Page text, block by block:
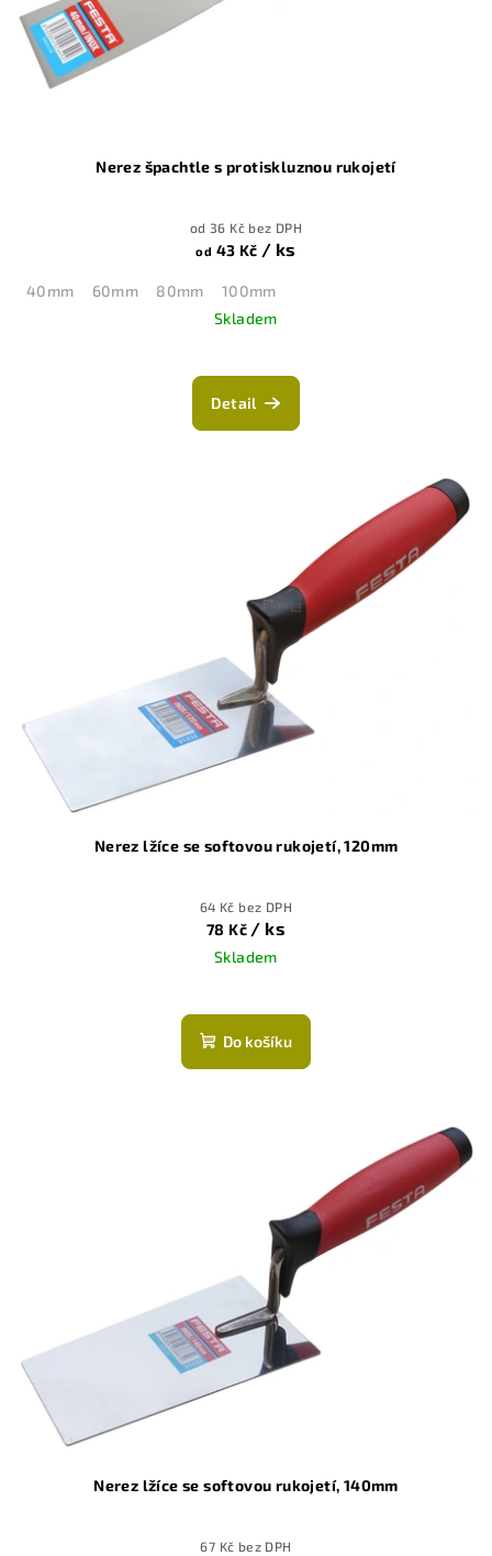
o
d
Nerez špachtle s protiskluznou rukojetí
od 36 Kč bez DPH
od 43 Kč / ks
40mm 60mm 80mm
100mm
Skladem
Detail
Nerez lžíce se softovou rukojetí, 120mm
64 Kč bez DPH
78 Kč / ks
Skladem
Do košíku
Nerez lžíce se softovou rukojetí, 140mm
67 Kč bez DPH